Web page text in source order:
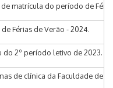
matrícula do período de
Férias de Verão - 2024.
do 2º período letivo de 2023.
de clínica da Faculdade de